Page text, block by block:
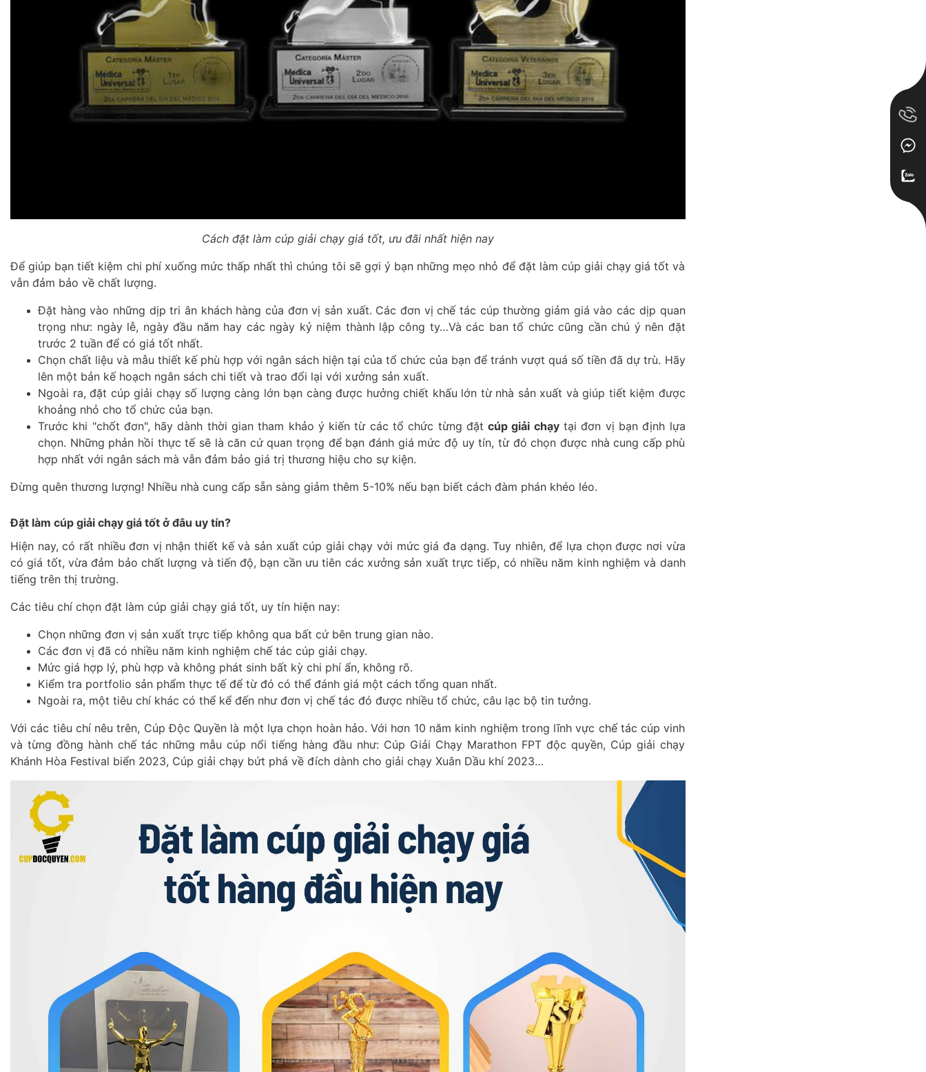
Cách đặt làm cúp giải chạy giá tốt, ưu đãi nhất hiện nay
Để giúp bạn tiết kiệm chi phí xuống mức thấp nhất thì chúng tôi sẽ gợi ý bạn những mẹo nhỏ để đặt làm cúp giải chạy giá tốt và
vẫn đảm bảo về chất lượng.
Đặt hàng vào những dịp tri ân khách hàng của đơn vị sản xuất. Các đơn vị chế tác cúp thường giảm giá vào các dịp quan
trọng như: ngày lễ, ngày đầu năm hay các ngày kỷ niệm thành lập công ty…Và các ban tổ chức cũng cần chú ý nên đặt
trước 2 tuần để có giá tốt nhất.
Chọn chất liệu và mẫu thiết kế phù hợp với ngân sách hiện tại của tổ chức của bạn để tránh vượt quá số tiền đã dự trù. Hãy
lên một bản kế hoạch ngân sách chi tiết và trao đổi lại với xưởng sản xuất.
Ngoài ra, đặt cúp giải chạy số lượng càng lớn bạn càng được hưởng chiết khấu lớn từ nhà sản xuất và giúp tiết kiệm được
khoảng nhỏ cho tổ chức của bạn.
Trước khi "chốt đơn", hãy dành thời gian tham khảo ý kiến từ các tổ chức từng đặtcúp giải chạytại đơn vị bạn định lựa
chọn. Những phản hồi thực tế sẽ là căn cứ quan trọng để bạn đánh giá mức độ uy tín, từ đó chọn được nhà cung cấp phù
hợp nhất với ngân sách mà vẫn đảm bảo giá trị thương hiệu cho sự kiện.
Đừng quên thương lượng! Nhiều nhà cung cấp sẵn sàng giảm thêm 5-10% nếu bạn biết cách đàm phán khéo léo.
Đặt làm cúp giải chạy giá tốt ở đâu uy tín?
Hiện nay, có rất nhiều đơn vị nhận thiết kế và sản xuất cúp giải chạy với mức giá đa dạng. Tuy nhiên, để lựa chọn được nơi vừa
có giá tốt, vừa đảm bảo chất lượng và tiến độ, bạn cần ưu tiên các xưởng sản xuất trực tiếp, có nhiều năm kinh nghiệm và danh
tiếng trên thị trường.
Các tiêu chí chọn đặt làm cúp giải chạy giá tốt, uy tín hiện nay:
Chọn những đơn vị sản xuất trực tiếp không qua bất cứ bên trung gian nào.
Các đơn vị đã có nhiều năm kinh nghiệm chế tác cúp giải chạy.
Mức giá hợp lý, phù hợp và không phát sinh bất kỳ chi phí ẩn, không rõ.
Kiểm tra portfolio sản phẩm thực tế để từ đó có thể đánh giá một cách tổng quan nhất.
Ngoài ra, một tiêu chí khác có thể kể đến như đơn vị chế tác đó được nhiều tổ chức, câu lạc bộ tin tưởng.
Với các tiêu chí nêu trên, Cúp Độc Quyền là một lựa chọn hoàn hảo. Với hơn 10 năm kinh nghiệm trong lĩnh vực chế tác cúp vinh
và từng đồng hành chế tác những mẫu cúp nổi tiếng hàng đầu như: Cúp Giải Chạy Marathon FPT độc quyền, Cúp giải chạy
Khánh Hòa Festival biển 2023, Cúp giải chạy bứt phá về đích dành cho giải chạy Xuân Dầu khí 2023…